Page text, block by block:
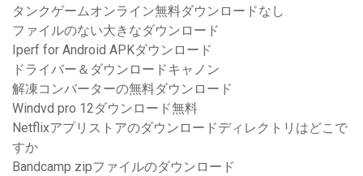
タンクゲームオンライン無料ダウンロードなし
ファイルのない大きなダウンロード
Iperf for Android APKダウンロード
ドライバー＆ダウンロードキャノン
解凍コンバーターの無料ダウンロード
Windvd pro 12ダウンロード無料
Netflixアプリストアのダウンロードディレクトリはどこで
すか
Bandcamp zipファイルのダウンロード